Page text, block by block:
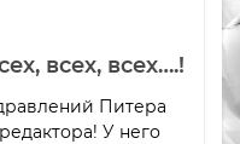
всех, всех….!
Питера
У него